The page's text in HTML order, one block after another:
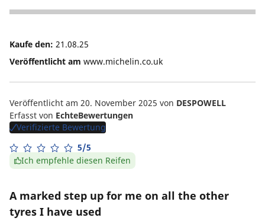
5
Kaufe den: 21.08.25
Veröffentlicht am www.michelin.co.uk
Veröffentlicht am 20. November 2025 von DESPOWELL
Erfasst von EchteBewertungen
Verifizierte Bewertung
5/5
Ich empfehle diesen Reifen
A marked step up for me on all the other
tyres I have used